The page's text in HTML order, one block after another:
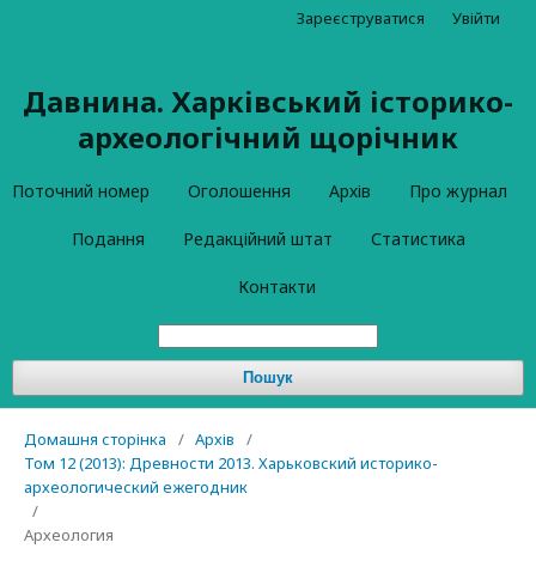
Давнина. Харківський історико-
археологічний щорічник
Поточний номер Оголошення Архів Про журнал
Подання Редакційний штат Статистика
Контакти
Пошук
Зареєструватися Увійти
Домашня сторінка / Архів
/
Том 12 (2013): Древности 2013. Харьковский историко-
археологический ежегодник
/
Археология